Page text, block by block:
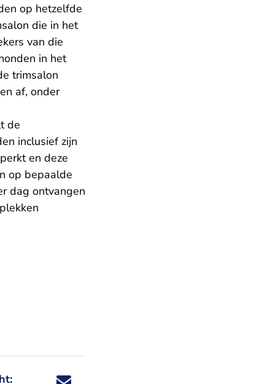
op hetzelfde
die in het
van die
in het
trimsalon
af, onder
de
inclusief zijn
en deze
op bepaalde
dag ontvangen
Deel dit nieuwsbericht via X - U verlaat
Deel dit nieuwsbericht via Facebook - U
Deel dit nieuwsbericht via e-mail
Deel dit nieuwsbericht via LinkedIn - U